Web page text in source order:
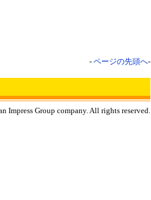
- ページの先頭へ-
Impress Group company. All rights reserved.